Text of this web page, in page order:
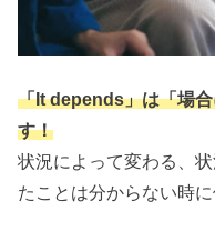
「It depends」は「場
す！
状況によって変わる、
たことは分からない時に